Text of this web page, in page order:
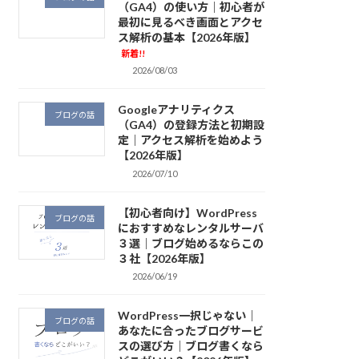
（GA4）の使い方｜初心者が
最初に見るべき画面とアクセ
ス解析の基本【2026年版】
新着!!
2026/08/03
ブログの話
Googleアナリティクス
（GA4）の登録方法と初期設
定｜アクセス解析を始めよう
【2026年版】
2026/07/10
ブログの話
【初心者向け】WordPress
におすすめなレンタルサーバ
３選｜ブログ始めるならこの
３社【2026年版】
2026/06/19
ブログの話
WordPress一択じゃない｜
あなたに合ったブログサービ
スの選び方｜ブログ書くなら